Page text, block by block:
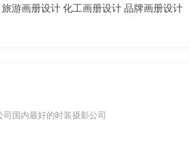
旅游画册设计化工画册设计品牌画册设计
司国内最好的时装摄影公司